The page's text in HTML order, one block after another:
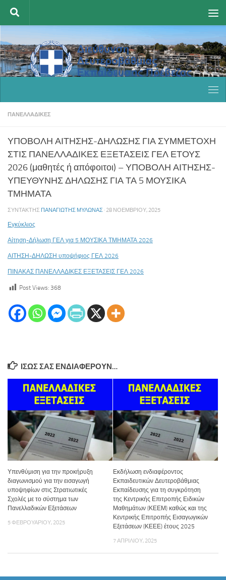
Skip to content
ΠΑΝΕΛΛΑΔΙΚΈΣ
ΥΠΟΒΟΛΗ ΑΙΤΗΣΗΣ-ΔΗΛΩΣΗΣ ΓΙΑ ΣΥΜΜΕΤΟΧΗ
ΣΤΙΣ ΠΑΝΕΛΛΑΔΙΚΕΣ ΕΞΕΤΑΣΕΙΣ ΓΕΛ ΕΤΟΥΣ
2026 (μαθητές ή απόφοιτοι) – ΥΠΟΒΟΛΗ ΑΙΤΗΣΗΣ-
ΥΠΕΥΘΥΝΗΣ ΔΗΛΩΣΗΣ ΓΙΑ ΤΑ 5 ΜΟΥΣΙΚΑ
ΤΜΗΜΑΤΑ
ΣΥΝΤΆΚΤΗΣ ΠΑΝΑΓΙΏΤΗΣ ΜΥΛΩΝΆΣ · 28 ΝΟΕΜΒΡΊΟΥ, 2025
Εγκύκλιος
Αίτηση-Δήλωση ΓΕΛ για 5 ΜΟΥΣΙΚΑ ΤΜΗΜΑΤΑ 2026
ΑΙΤΗΣΗ-ΔΗΛΩΣΗ υποψήφιος ΓΕΛ 2026
ΠΙΝΑΚΑΣ ΠΑΝΕΛΛΑΔΙΚΕΣ ΕΞΕΤΑΣΕΙΣ ΓΕΛ 2026
Post Views: 368
ΊΣΩΣ ΣΑΣ ΕΝΔΙΑΦΈΡΟΥΝ…
Υπενθύμιση για την προκήρυξη
διαγωνισμού για την εισαγωγή
υποψηφίων στις Στρατιωτικές
Σχολές με το σύστημα των
Πανελλαδικών Εξετάσεων
5 ΦΕΒΡΟΥΑΡΊΟΥ, 2025
Εκδήλωση ενδιαφέροντος
Εκπαιδευτικών Δευτεροβάθμιας
Εκπαίδευσης για τη συγκρότηση
της Κεντρικής Επιτροπής Ειδικών
Μαθημάτων (ΚΕΕΜ) καθώς και της
Κεντρικής Επιτροπής Εισαγωγικών
Εξετάσεων (ΚΕΕΕ) έτους 2025
7 ΑΠΡΙΛΊΟΥ, 2025